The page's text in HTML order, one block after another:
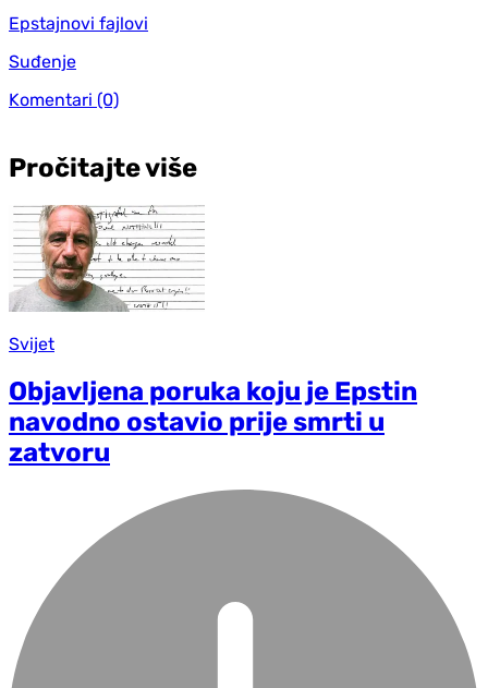
Epstajnovi fajlovi
Suđenje
Komentari (0)
Pročitajte više
Svijet
Objavljena poruka koju je Epstin
navodno ostavio prije smrti u
zatvoru